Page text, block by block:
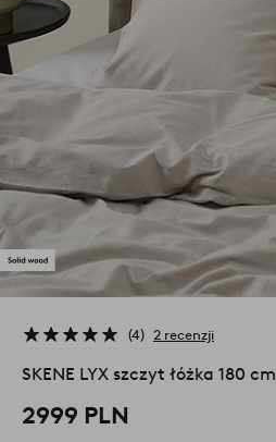
4 2 recenzji
SKENE LYX szczyt łóżka 180 cm
2999 PLN